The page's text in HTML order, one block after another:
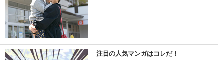
注目の人気マンガはコレだ！